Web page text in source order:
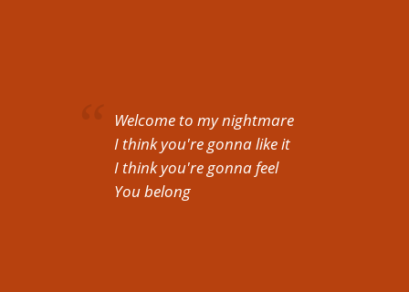
Welcome to my nightmare
I think you're gonna like it
I think you're gonna feel
You belong